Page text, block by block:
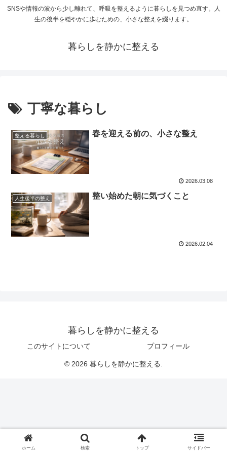
SNSや情報の波から少し離れて、呼吸を整えるように暮らしを見つめ直す。人
生の後半を穏やかに歩むための、小さな整えを綴ります。
暮らしを静かに整える
丁寧な暮らし
整える暮らし 春を迎える前の、小さな整え
2026.03.08
人生後半の整え 整い始めた朝に気づくこと
2026.02.04
暮らしを静かに整える
このサイトについて プロフィール
© 2026 暮らしを静かに整える.
ホーム 検索 トップ サイドバー